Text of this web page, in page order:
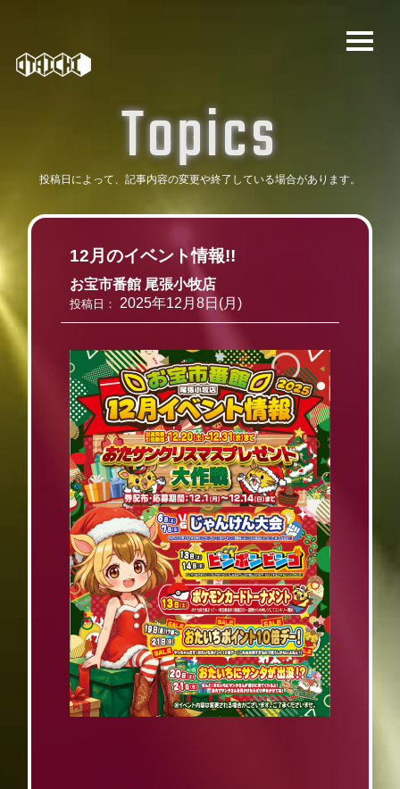
Topics
投稿日によって、記事内容の変更や終了している場合があります。
12月のイベント情報!!
お宝市番館 尾張小牧店
投稿日： 2025年12月8日(月)